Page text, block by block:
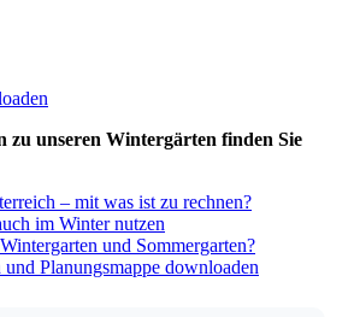
zu unseren Wintergärten finden Sie
– mit was ist zu rechnen?
im Winter nutzen
und Sommergarten?
Planungsmappe downloaden